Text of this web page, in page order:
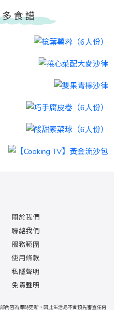
食譜
關於我們
聯絡我們
服務範圍
使用條款
私隱聲明
免責聲明
內容為即時更新，因此生活易不會預先審查任何